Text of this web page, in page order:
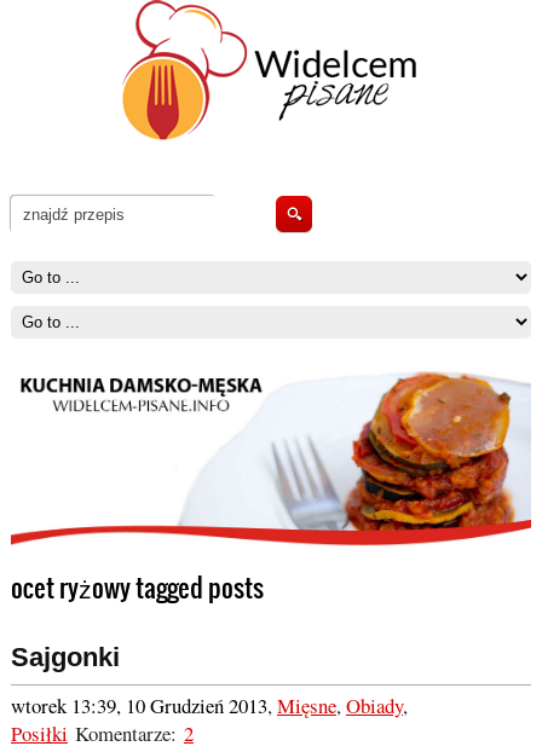
ocet ryżowy tagged posts
Sajgonki
wtorek 13:39, 10 Grudzień 2013,Mięsne,Obiady,
Posiłki Komentarze: 2